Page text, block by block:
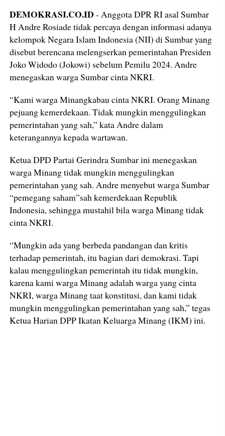
DEMOKRASI.CO.ID - Anggota DPR RI asal Sumbar
H Andre Rosiade tidak percaya dengan informasi adanya
kelompok Negara Islam Indonesia (NII) di Sumbar yang
disebut berencana melengserkan pemerintahan Presiden
Joko Widodo (Jokowi) sebelum Pemilu 2024. Andre
menegaskan warga Sumbar cinta NKRI.
“Kami warga Minangkabau cinta NKRI. Orang Minang
pejuang kemerdekaan. Tidak mungkin menggulingkan
pemerintahan yang sah,” kata Andre dalam
keterangannya kepada wartawan.
Ketua DPD Partai Gerindra Sumbar ini menegaskan
warga Minang tidak mungkin menggulingkan
pemerintahan yang sah. Andre menyebut warga Sumbar
“pemegang saham”sah kemerdekaan Republik
Indonesia, sehingga mustahil bila warga Minang tidak
cinta NKRI.
“Mungkin ada yang berbeda pandangan dan kritis
terhadap pemerintah, itu bagian dari demokrasi. Tapi
kalau menggulingkan pemerintah itu tidak mungkin,
karena kami warga Minang adalah warga yang cinta
NKRI, warga Minang taat konstitusi, dan kami tidak
mungkin menggulingkan pemerintahan yang sah,” tegas
Ketua Harian DPP Ikatan Keluarga Minang (IKM) ini.